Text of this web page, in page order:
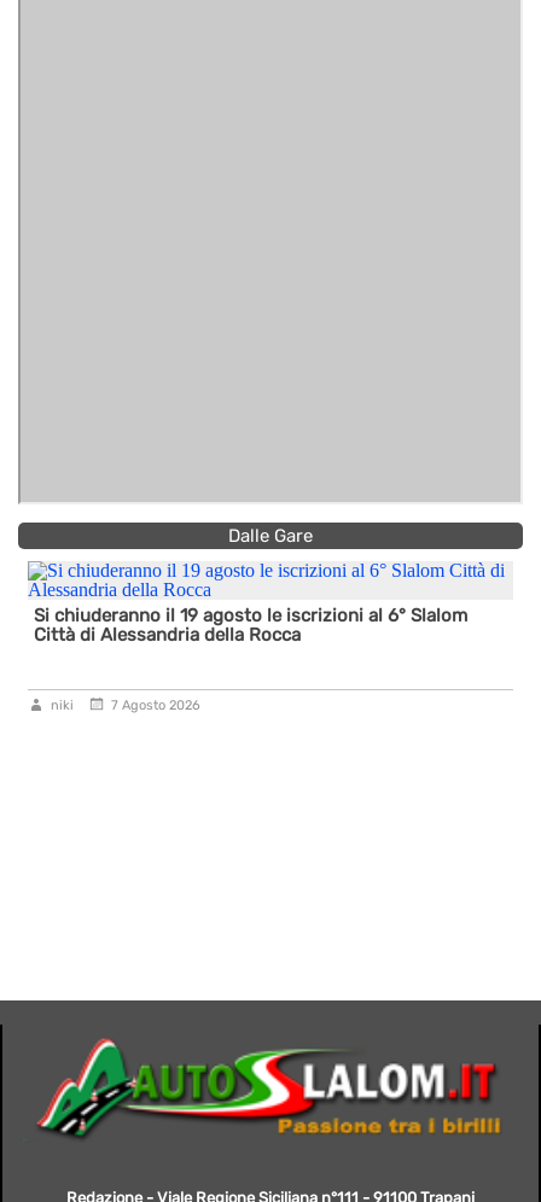
Dalle Gare
Si chiuderanno il 19 agosto le iscrizioni al 6° Slalom
Città di Alessandria della Rocca
niki 7 Agosto 2026
Redazione - Viale Regione Siciliana n°111 - 91100 Trapani